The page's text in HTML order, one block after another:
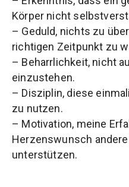
Körper nicht
– Geduld, nichts zu
richtigen Zeitpunkt zu
– Beharrlichkeit, nicht
einzustehen.
– Disziplin, diese
zu nutzen.
– Motivation, meine
Herzenswunsch
unterstützen.